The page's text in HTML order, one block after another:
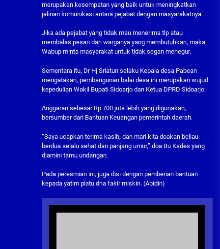
merupakan kesempatan yang baik untuk meningkatkan
jalinan komunikasi antara pejabat dengan masyarakatnya.
Jika ada pejabat yang tidak mau menerima tlp atau
membalas pesan dari warganya yang membutuhkan, maka
Wabup minta masyarakat untuk tidak segan menegur.
Sementara itu, Dr Hj Sriatun selaku Kepala desa Pabean
mengatakan, pembangunan balai desa ini merupakan wujud
kepedulian Wakil Bupati Sidoarjo dan Ketua DPRD Sidoarjo.
Anggaran sebesar Rp 700 juta lebih yang digunakan,
bersumber dari Bantuan Keuangan pemerintah daerah.
“Saya ucapkan terima kasih, dan mari kita doakan beliau
berdua selalu sehat dan panjang umur,” doa Bu Kades yang
diamini tamu undangan.
Pada peresmian ini, juga disi dengan pemberian bantuan
kepada yatim piatu dna fakir miskin. (Abidin)